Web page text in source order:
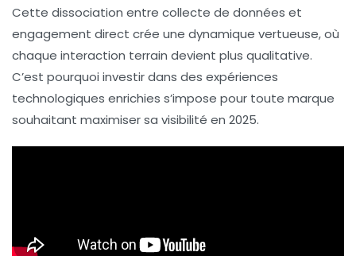
Cette dissociation entre collecte de données et
engagement direct crée une dynamique vertueuse, où
chaque interaction terrain devient plus qualitative.
C’est pourquoi investir dans des expériences
technologiques enrichies s’impose pour toute marque
souhaitant maximiser sa visibilité en 2025.